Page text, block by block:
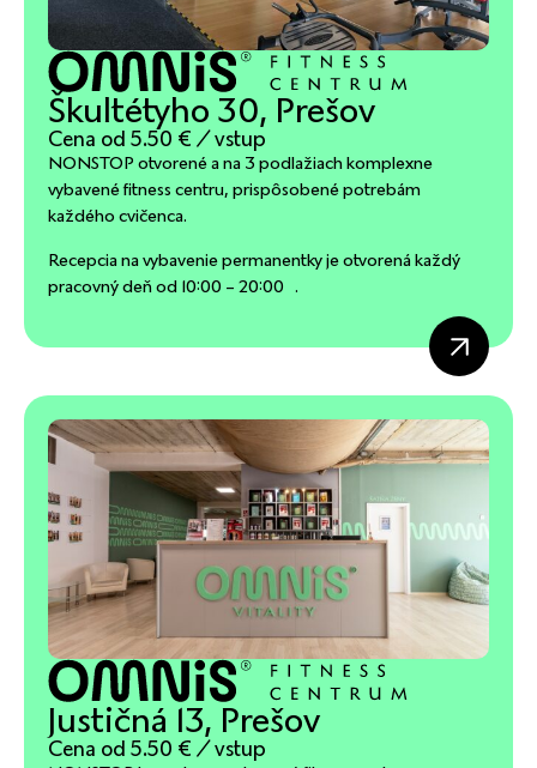
Škultétyho 30, Prešov
Cena od 5.50 € / vstup
NONSTOP otvorené a na 3 podlažiach komplexne
vybavené fitness centru, prispôsobené potrebám
každého cvičenca.
Recepcia na vybavenie permanentky je otvorená každý
pracovný deň od 10:00 – 20:00 .
Justičná 13, Prešov
Cena od 5.50 € / vstup